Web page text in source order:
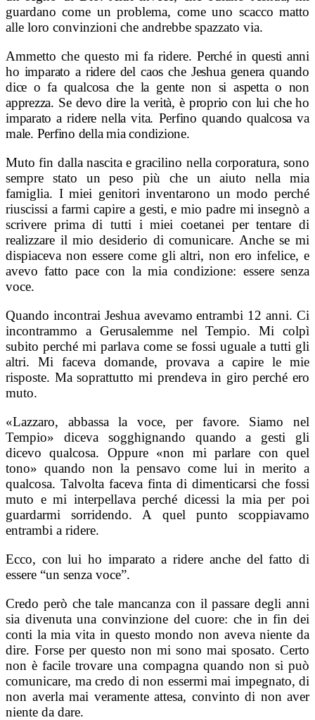
guardano come un problema, come uno scacco matto
alle loro convinzioni che andrebbe spazzato via.
Ammetto che questo mi fa ridere.Perché in questi anni
ho imparato a ridere del caos che Jeshua genera quando
dice o fa qualcosa che la gente non si aspetta o non
apprezza. Se devo dire la verità, è proprio con lui che ho
imparato a ridere nella vita. Perfino quando qualcosa va
male. Perfino della mia condizione.
Muto fin dalla nascita e gracilino nella corporatura, sono
sempre stato un peso più che un aiuto nella mia
famiglia. I miei genitori inventarono un modo perché
riuscissi a farmi capire a gesti, e mio padre mi insegnò a
scrivere prima di tutti i miei coetanei per tentare di
realizzare il mio desiderio di comunicare. Anche se mi
dispiaceva non essere come gli altri, non ero infelice, e
avevo fatto pace con la mia condizione: essere senza
voce.
Quando incontrai Jeshua avevamo entrambi 12 anni. Ci
incontrammo a Gerusalemme nel Tempio. Mi colpì
subito perché mi parlava come se fossi uguale a tutti gli
altri. Mi faceva domande, provava a capire le mie
risposte. Ma soprattutto mi prendeva in giro perché ero
muto.
«Lazzaro, abbassa la voce, per favore. Siamo nel
Tempio» diceva sogghignando quando a gesti gli
dicevo qualcosa. Oppure «non mi parlare con quel
tono» quando non la pensavo come lui in merito a
qualcosa. Talvolta faceva finta di dimenticarsi che fossi
muto e mi interpellava perché dicessi la mia per poi
guardarmi sorridendo. A quel punto scoppiavamo
entrambi a ridere.
Ecco, con lui ho imparato a ridere anche del fatto di
essere “un senza voce”.
Credo però che tale mancanza con il passare degli anni
sia divenuta una convinzione del cuore: che in fin dei
conti la mia vita in questo mondo non aveva niente da
dire. Forse per questo non mi sono mai sposato. Certo
non è facile trovare una compagna quando non si può
comunicare, ma credo di non essermi mai impegnato, di
non averla mai veramente attesa, convinto di non aver
niente da dare.